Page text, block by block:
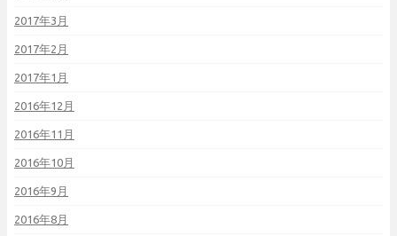
2017年3月
2017年2月
2017年1月
2016年12月
2016年11月
2016年10月
2016年9月
2016年8月